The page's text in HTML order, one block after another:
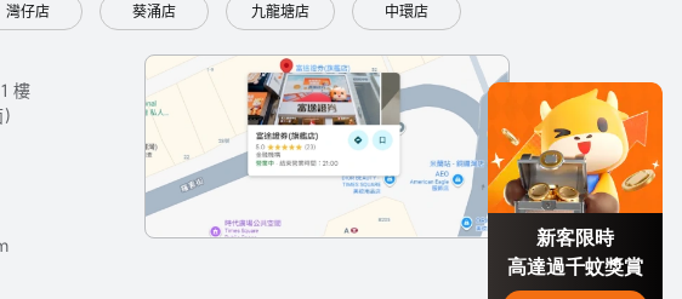
新客限時
高達過千蚊獎賞
灣仔店 葵涌店 九龍塘店 中環店
樓